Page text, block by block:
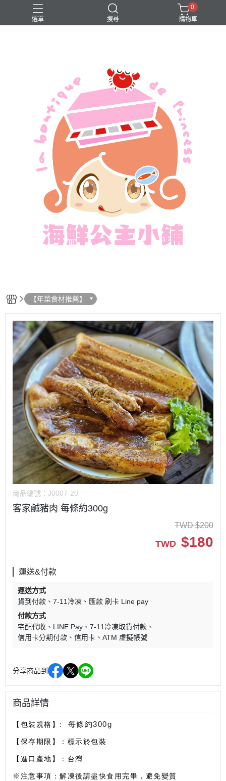
選單 搜尋
0
購物車
【年菜食材推薦】
商品編號： J0007-20
客家鹹豬肉 每條約300g
TWD $200
TWD $180
運送&付款
運送方式
貨到付款
7-11冷凍
匯款 刷卡 Line pay
付款方式
宅配代收
LINE Pay
7-11冷凍取貨付款
信用卡分期付款
信用卡 ATM 虛擬帳號
分享商品到
商品詳情
【包裝規格】: 每條約300g
【保存期限】：標示於包裝
【進口產地】：台灣
※注意事項：解凍後請盡快食用完畢，避免變質